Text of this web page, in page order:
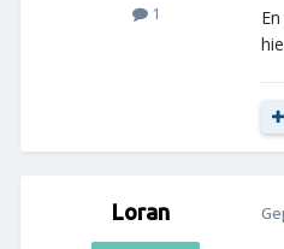
1
Loran